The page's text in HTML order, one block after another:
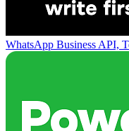
WhatsApp Business API,